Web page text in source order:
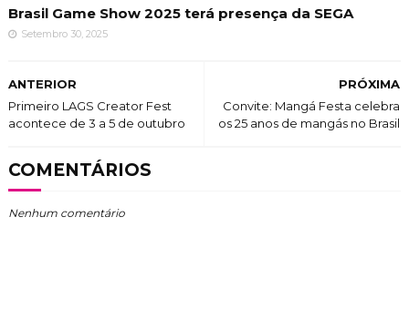
Brasil Game Show 2025 terá presença da SEGA
Setembro 30, 2025
PRÓXIMA
Convite: Mangá Festa celebra
os 25 anos de mangás no Brasil
ANTERIOR
Primeiro LAGS Creator Fest
acontece de 3 a 5 de outubro
COMENTÁRIOS
Nenhum comentário